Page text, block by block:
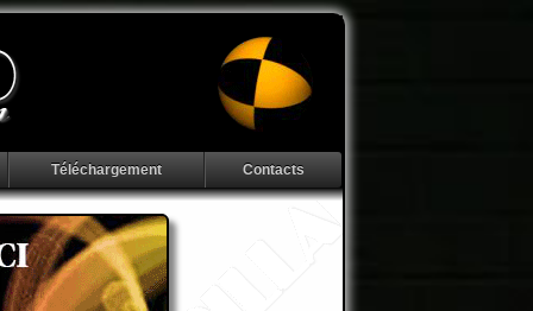
Téléchargement Contacts